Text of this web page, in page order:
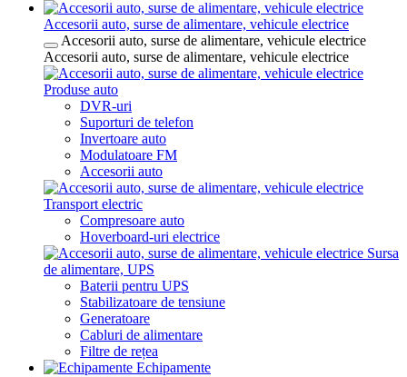
Accesorii auto, surse de alimentare, vehicule electrice
Accesorii auto, surse de alimentare, vehicule electrice
Accesorii auto, surse de alimentare, vehicule electrice
Produse auto
DVR-uri
Suporturi de telefon
Invertoare auto
Modulatoare FM
Accesorii auto
Transport electric
Compresoare auto
Hoverboard-uri electrice
Sursa
de alimentare, UPS
Baterii pentru UPS
Stabilizatoare de tensiune
Generatoare
Cabluri de alimentare
Filtre de rețea
Echipamente